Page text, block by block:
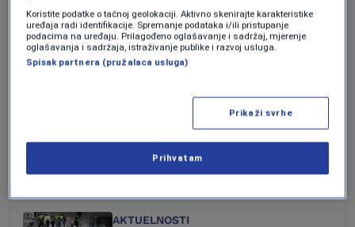
povuku iz saobraćaja.
Forbes Srbija istraživao je ko zapravo vozi
preduzeća koja posljednjih godina dobijaju
sve više autobuskih linija u prijestonici?
AKTUELNOSTI
Koristite podatke o tačnoj geolokaciji. Aktivno skenirajte karakteristike
uređaja radi identifikacije. Spremanje podataka i/ili pristupanje
podacima na uređaju. Prilagođeno oglašavanje i sadržaj, mjerenje
oglašavanja i sadržaja, istraživanje publike i razvoj usluga.
Spisak partnera (pružalaca usluga)
Prikaži svrhe
Prihvatam